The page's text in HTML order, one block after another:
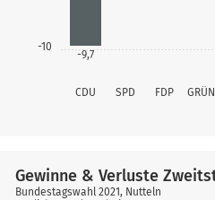
-10
CDU SPD FDP
-9,7
Gewinne & Verluste
Bundestagswahl 2021, Nutteln